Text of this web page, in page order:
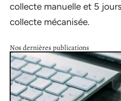
collecte manuelle et 5
collecte mécanisée.
Nos dernières publications